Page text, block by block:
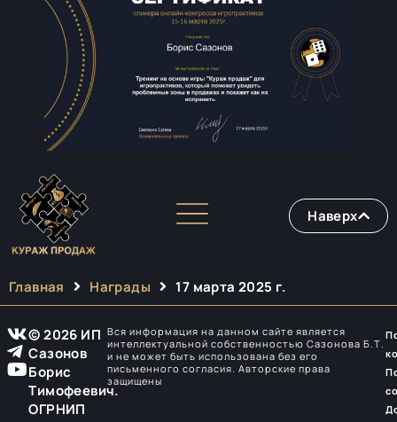
Наверх
Главная Награды 17 марта 2025 г.
© 2026 ИП
Сазонов
Борис
Тимофеевич.
ОГРНИП
Вся информация на данном сайте является
интеллектуальной собственностью Сазонова Б.Т.
и не может быть использована без его
письменного согласия. Авторские права
защищены